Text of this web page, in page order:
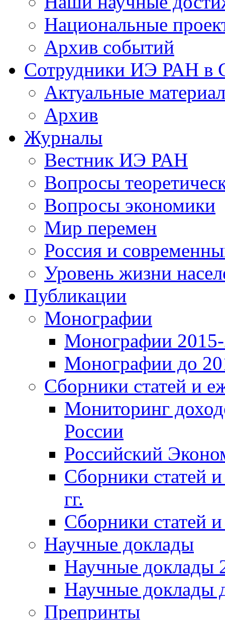
Национальные
Архив событий
Сотрудники ИЭ РАН
Актуальные
Архив
Журналы
Вестник ИЭ РАН
Вопросы
Вопросы экономики
Мир перемен
Россия и
Уровень жизни
Публикации
Монографии
Монографии 2015-
Монографии до
Сборники статей и
Мониторинг
России
Российский
Сборники статей
гг.
Сборники статей
Научные доклады
Научные доклады
Научные доклады
Препринты